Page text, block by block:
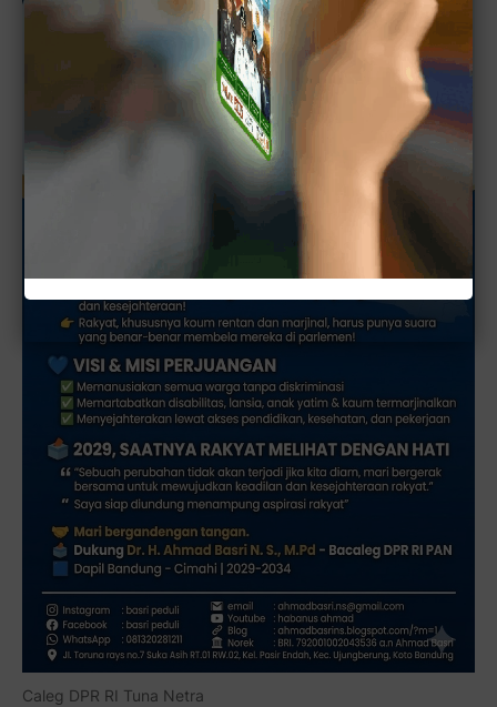
Caleg DPR RI Tuna Netra